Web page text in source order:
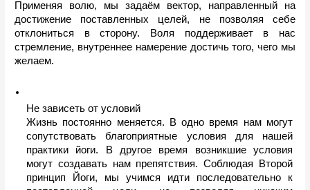
Применяя волю, мы задаём вектор, направленный на
достижение поставленных целей, не позволяя себе
отклониться в сторону. Воля поддерживает в нас
стремление, внутреннее намерение достичь того, чего мы
желаем.
Не зависеть от условий
Жизнь постоянно меняется. В одно время нам могут
сопутствовать благоприятные условия для нашей
практики йоги. В другое время возникшие условия
могут создавать нам препятствия. Соблюдая Второй
принцип Йоги, мы учимся идти последовательно к